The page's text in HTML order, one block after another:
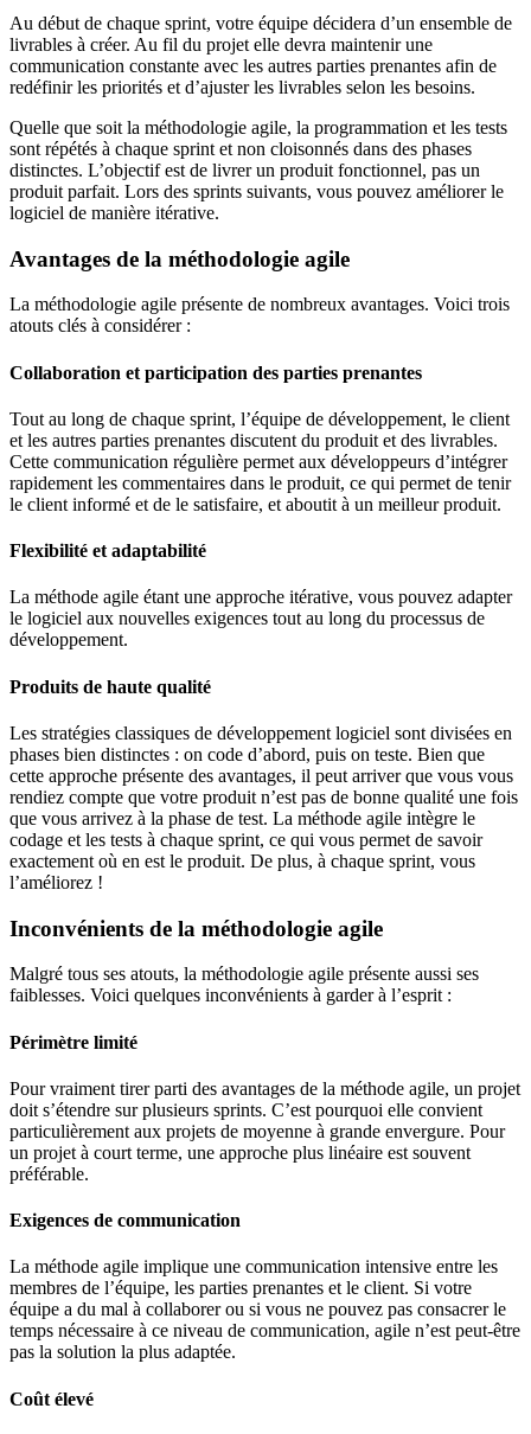
Au début de chaque sprint, votre équipe décidera d’un ensemble de
livrables à créer. Au fil du projet elle devra maintenir une
communication constante avec les autres parties prenantes afin de
redéfinir les priorités et d’ajuster les livrables selon les besoins.
Quelle que soit la méthodologie agile, la programmation et les tests
sont répétés à chaque sprint et non cloisonnés dans des phases
distinctes. L’objectif est de livrer un produit fonctionnel, pas un
produit parfait. Lors des sprints suivants, vous pouvez améliorer le
logiciel de manière itérative.
Avantages de la méthodologie agile
La méthodologie agile présente de nombreux avantages. Voici trois
atouts clés à considérer :
Collaboration et participation des parties prenantes
Tout au long de chaque sprint, l’équipe de développement, le client
et les autres parties prenantes discutent du produit et des livrables.
Cette communication régulière permet aux développeurs d’intégrer
rapidement les commentaires dans le produit, ce qui permet de tenir
le client informé et de le satisfaire, et aboutit à un meilleur produit.
Flexibilité et adaptabilité
La méthode agile étant une approche itérative, vous pouvez adapter
le logiciel aux nouvelles exigences tout au long du processus de
développement.
Produits de haute qualité
Les stratégies classiques de développement logiciel sont divisées en
phases bien distinctes : on code d’abord, puis on teste. Bien que
cette approche présente des avantages, il peut arriver que vous vous
rendiez compte que votre produit n’est pas de bonne qualité une fois
que vous arrivez à la phase de test. La méthode agile intègre le
codage et les tests à chaque sprint, ce qui vous permet de savoir
exactement où en est le produit. De plus, à chaque sprint, vous
l’améliorez !
Inconvénients de la méthodologie agile
Malgré tous ses atouts, la méthodologie agile présente aussi ses
faiblesses. Voici quelques inconvénients à garder à l’esprit :
Périmètre limité
Pour vraiment tirer parti des avantages de la méthode agile, un projet
doit s’étendre sur plusieurs sprints. C’est pourquoi elle convient
particulièrement aux projets de moyenne à grande envergure. Pour
un projet à court terme, une approche plus linéaire est souvent
préférable.
Exigences de communication
La méthode agile implique une communication intensive entre les
membres de l’équipe, les parties prenantes et le client. Si votre
équipe a du mal à collaborer ou si vous ne pouvez pas consacrer le
temps nécessaire à ce niveau de communication, agile n’est peut-être
pas la solution la plus adaptée.
Coût élevé